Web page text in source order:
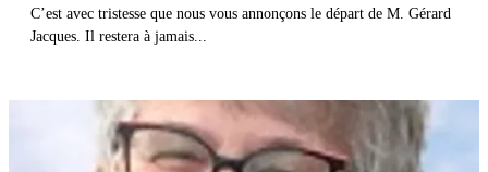
C’est avec tristesse que nous vous annonçons le départ de M. Gérard
Jacques. Il restera à jamais...